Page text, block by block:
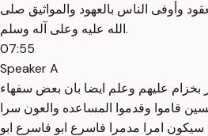
وأوفى الناس بالعهود والمواثيق صلى
الله عليه وعلى آله وسلم.
07:55
Speaker A
عليهم وعلم ايضا بان بعض سفهاء
قاموا وقدموا المساعده والعون سرا
سيكون امرا مدمرا فاسرع ابو فاسرع ابو